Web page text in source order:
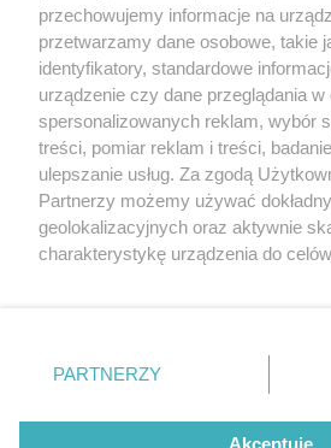
4 / 0
Nie zapomnij
zapoznać się z:
polityką prywatności regulamin
Twojemiasto
Piekary Śląskie
Chorzów
Tarnowskie Góry
Gliwice
przechowujemy informacje na
przetwarzamy dane osobowe, takie
identyfikatory, standardowe
urządzenie czy dane przeglądania w
spersonalizowanych reklam, wybór
treści, pomiar reklam i treści,
ulepszanie usług. Za zgodą
Partnerzy możemy używać
geolokalizacyjnych oraz aktywnie
charakterystykę urządzenia do
zmienić/wycofać klikając przycisk
znajdujący się w lewym dolnym rogu
rodzaje przetwarzania danych nie
użytkownika, ale masz prawo
PARTNERZY
Akceptuję